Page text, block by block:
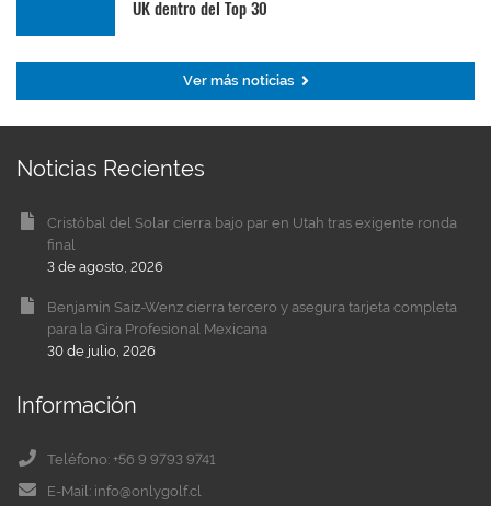
UK dentro del Top 30
Ver más noticias
Noticias Recientes
Cristóbal del Solar cierra bajo par en Utah tras exigente ronda
final
3 de agosto, 2026
Benjamín Saiz-Wenz cierra tercero y asegura tarjeta completa
para la Gira Profesional Mexicana
30 de julio, 2026
Información
Teléfono: +56 9 9793 9741
E-Mail: info@onlygolf.cl